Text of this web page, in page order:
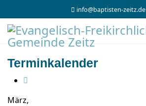
info@baptisten-zeitz.de
Terminkalender
März,